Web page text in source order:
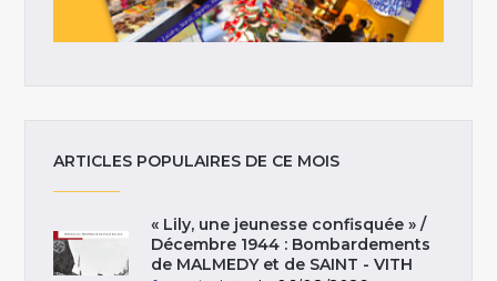
ARTICLES POPULAIRES DE CE MOIS
« Lily, une jeunesse confisquée » /
Décembre 1944 : Bombardements
de MALMEDY et de SAINT - VITH